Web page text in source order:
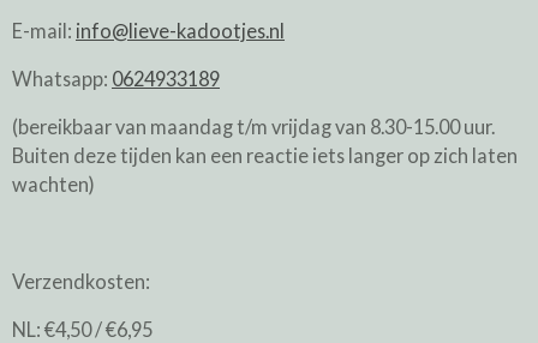
E-mail: info@lieve-kadootjes.nl
Whatsapp: 0624933189
(bereikbaar van maandag t/m vrijdag van 8.30-15.00 uur.
Buiten deze tijden kan een reactie iets langer op zich laten
wachten)
Verzendkosten:
NL: €4,50 / €6,95